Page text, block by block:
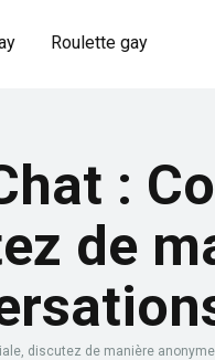
Roulette gay
:
de
discutez de manière